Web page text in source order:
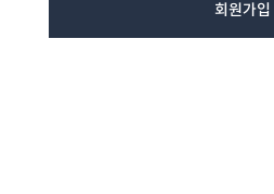
회원가입